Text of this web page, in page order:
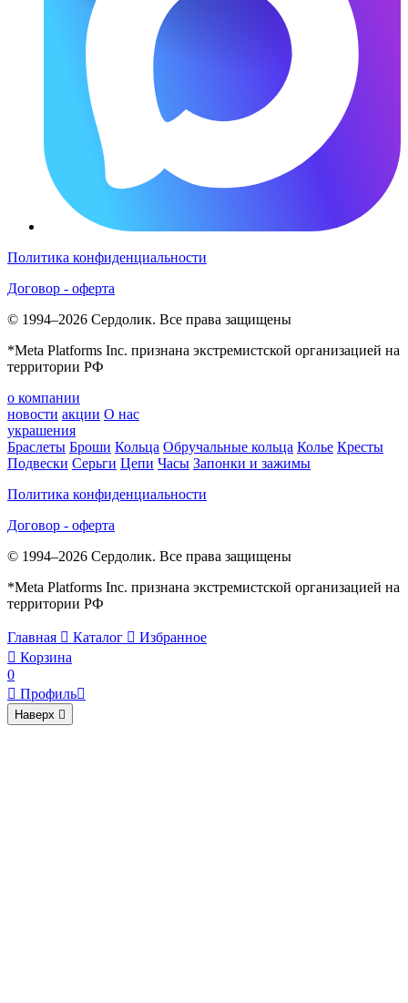
Политика конфиденциальности
Договор - оферта
© 1994–2026 Сердолик. Все права защищены
*Meta Platforms Inc. признана экстремистской организацией на
территории РФ
о компании
новости акции О нас
украшения
Браслеты Броши Кольца Обручальные кольца Колье Кресты
Подвески Серьги Цепи Часы Запонки и зажимы
Политика конфиденциальности
Договор - оферта
© 1994–2026 Сердолик. Все права защищены
*Meta Platforms Inc. признана экстремистской организацией на
территории РФ
Главная  Каталог  Избранное
 Корзина
0
 Профиль
Наверх 